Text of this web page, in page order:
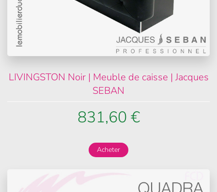
LIVINGSTON Noir | Meuble de caisse | Jacques
SEBAN
831,60 €
Acheter